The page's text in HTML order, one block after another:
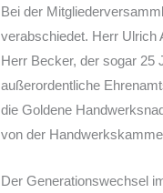
Bei der
verabschiedet. Herr Ulrich
Herr Becker, der sogar 25
außerordentliche
die Goldene
von der
Der Generationswechsel